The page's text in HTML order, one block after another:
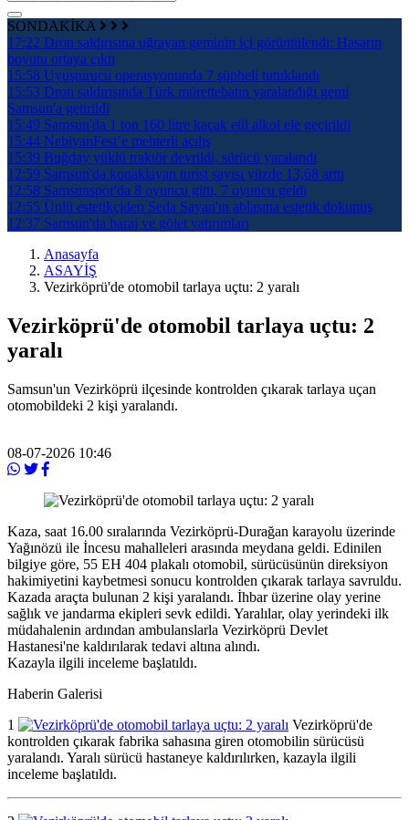
SONDAKİKA
17:22 Dron saldırısına uğrayan geminin içi görüntülendi: Hasarın
boyutu ortaya çıktı
15:58 Uyuşturucu operasyonunda 7 şüpheli tutuklandı
15:53 Dron saldırısında Türk mürettebatın yaralandığı gemi
Samsun'a getirildi
15:49 Samsun'da 1 ton 160 litre kaçak etil alkol ele geçirildi
15:44 NebiyanFest’e mehterli açılış
15:39 Buğday yüklü traktör devrildi, sürücü yaralandı
12:59 Samsun'da konaklayan turist sayısı yüzde 13,68 arttı
12:58 Samsunspor'da 8 oyuncu gitti, 7 oyuncu geldi
12:55 Ünlü estetikçiden Seda Sayan'ın ablasına estetik dokunuş
12:37 Samsun'da baraj ve gölet yatırımları
Anasayfa
ASAYİŞ
Vezirköprü'de otomobil tarlaya uçtu: 2 yaralı
Vezirköprü'de otomobil tarlaya uçtu: 2
yaralı
Samsun'un Vezirköprü ilçesinde kontrolden çıkarak tarlaya uçan
otomobildeki 2 kişi yaralandı.
08-07-2026 10:46
Kaza, saat 16.00 sıralarında Vezirköprü-Durağan karayolu üzerinde
Yağınözü ile İncesu mahalleleri arasında meydana geldi. Edinilen
bilgiye göre, 55 EH 404 plakalı otomobil, sürücüsünün direksiyon
hakimiyetini kaybetmesi sonucu kontrolden çıkarak tarlaya savruldu.
Kazada araçta bulunan 2 kişi yaralandı. İhbar üzerine olay yerine
sağlık ve jandarma ekipleri sevk edildi. Yaralılar, olay yerindeki ilk
müdahalenin ardından ambulanslarla Vezirköprü Devlet
Hastanesi'ne kaldırılarak tedavi altına alındı.
Kazayla ilgili inceleme başlatıldı.
Haberin Galerisi
1
Vezirköprü'de
kontrolden çıkarak fabrika sahasına giren otomobilin sürücüsü
yaralandı. Yaralı sürücü hastaneye kaldırılırken, kazayla ilgili
inceleme başlatıldı.